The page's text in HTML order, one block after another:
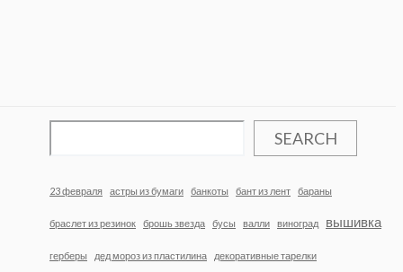
SEARCH
23 февраля астры из бумаги банкоты бант из лент бараны
браслет из резинок брошь звезда бусы валли виноград вышивка
герберы дед мороз из пластилина декоративные тарелки